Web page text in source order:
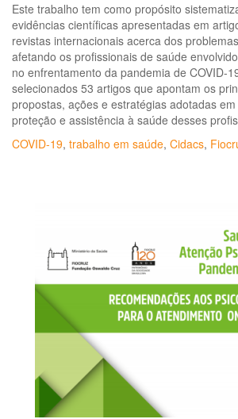
Este trabalho tem como propósito
evidências científicas apresentadas em
revistas internacionais acerca dos
afetando os profissionais de saúde
no enfrentamento da pandemia de COVID-
selecionados 53 artigos que apontam os
propostas, ações e estratégias adotadas
proteção e assistência à saúde desses
COVID-19, trabalho em saúde, Cidacs,